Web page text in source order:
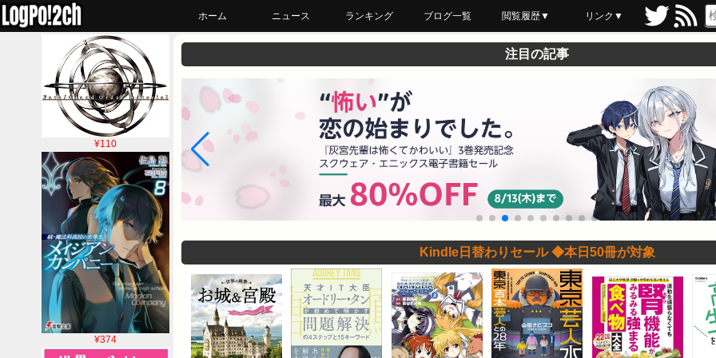
ホーム ニュース ランキング ブログ一覧 閲覧履歴▼
最近読んだ
あとで読む
ブックマーク
リンク▼
¥110
¥374
注目の記事
Kindle日替わりセール ◆本日50冊が対象